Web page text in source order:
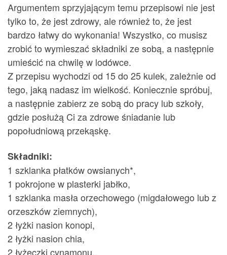
Argumentem sprzyjającym temu przepisowi nie jest
tylko to, że jest zdrowy, ale również to, że jest
bardzo łatwy do wykonania! Wszystko, co musisz
zrobić to wymieszać składniki ze sobą, a następnie
umieścić na chwilę w lodówce.
Z przepisu wychodzi od 15 do 25 kulek, zależnie od
tego, jaką nadasz im wielkość. Koniecznie spróbuj,
a następnie zabierz ze sobą do pracy lub szkoły,
gdzie posłużą Ci za zdrowe śniadanie lub
popołudniową przekąskę.
Składniki:
1 szklanka płatków owsianych*,
1 pokrojone w plasterki jabłko,
1 szklanka masła orzechowego (migdałowego lub z
orzeszków ziemnych),
2 łyżki nasion konopi,
2 łyżki nasion chia,
2 łyżeczki cynamonu,